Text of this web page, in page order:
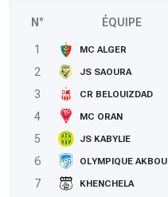
N° ÉQUIPE
1 MC ALGER
2
JS SAOURA
3
CR BELOUIZDAD
4
MC ORAN
5
JS KABYLIE
6
OLYMPIQUE AKBOU
7
KHENCHELA